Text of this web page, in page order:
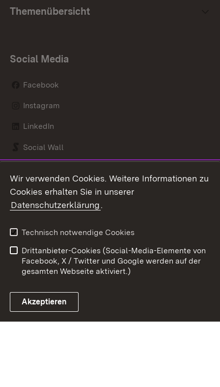
Themenübersicht
Social Media
Facebook
Instagram
LinkedIn
Social Wall
Link zum Landesportal
Kontakt
Barrierefreiheit
Impressum
Cookies
Wir verwenden Cookies. Weitere Informationen zu
Cookies erhalten Sie in unserer
Datenschutzerklärung.
Technisch notwendige Cookies
Drittanbieter-Cookies (Social-Media-Elemente von
Facebook, X / Twitter und Google werden auf der
gesamten Webseite aktiviert.)
Akzeptieren